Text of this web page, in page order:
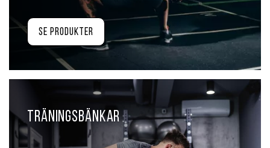
Se produkter
Träningsbänkar